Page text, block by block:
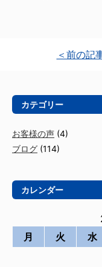
＜前の記
カテゴリー
お客様の声 (4)
ブログ (114)
カレンダー
月
火 水